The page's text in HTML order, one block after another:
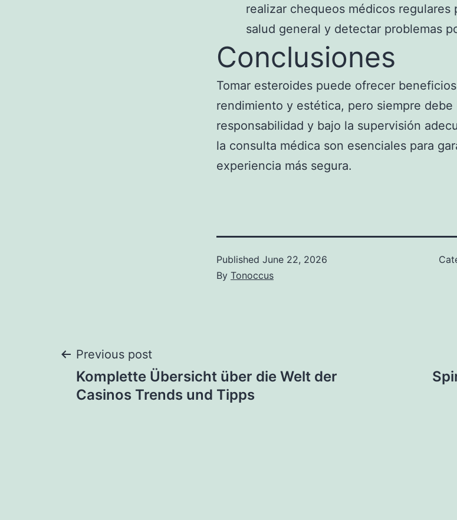
realizar chequeos médicos regulares
salud general y detectar problemas
Conclusiones
Tomar esteroides puede ofrecer
rendimiento y estética, pero siempre debe
responsabilidad y bajo la supervisión
la consulta médica son esenciales para
experiencia más segura.
Published June 22, 2026
By Tonoccus
Post
navigation
Previous post
Komplette Übersicht über die Welt der
Casinos Trends und Tipps